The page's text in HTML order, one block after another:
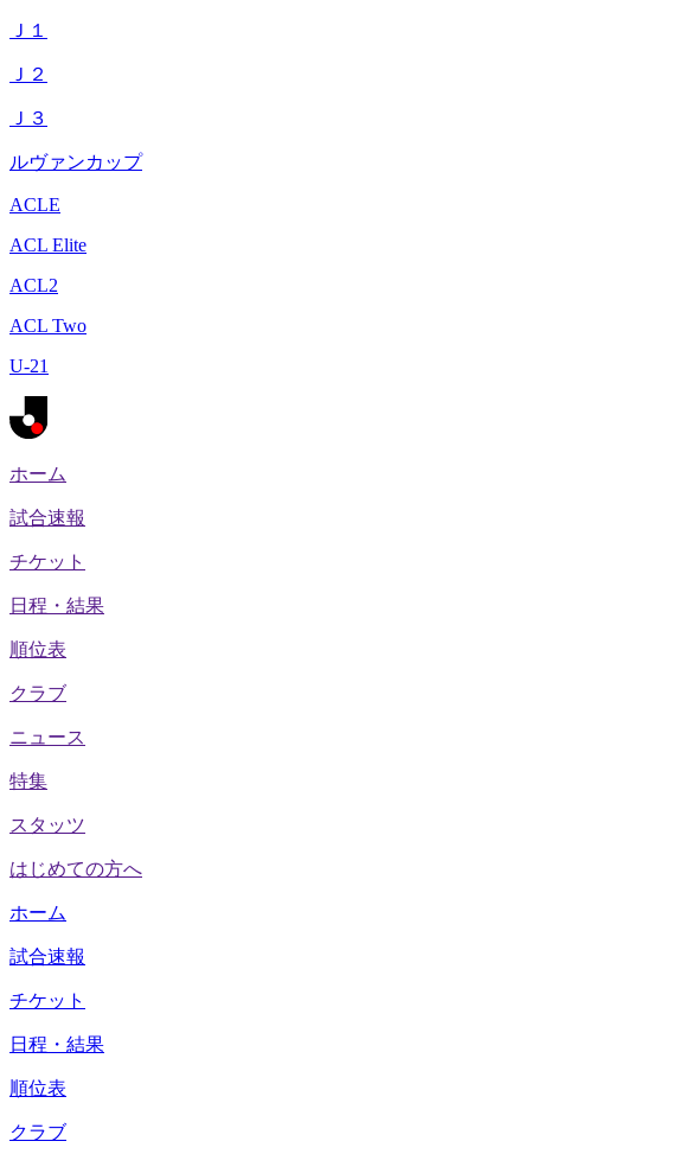
Ｊ１
Ｊ２
Ｊ３
ルヴァンカップ
ACLE
ACL Elite
ACL2
ACL Two
U-21
ホーム
試合速報
チケット
日程・結果
順位表
クラブ
ニュース
特集
スタッツ
はじめての方へ
ホーム
試合速報
チケット
日程・結果
順位表
クラブ